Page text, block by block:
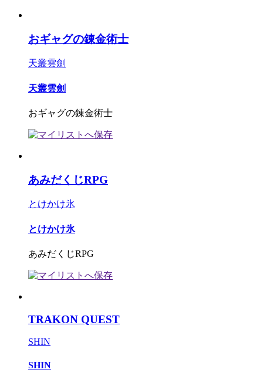
おギャグの錬金術士
天叢雲劍
天叢雲劍
おギャグの錬金術士
あみだくじRPG
とけかけ氷
とけかけ氷
あみだくじRPG
TRAKON QUEST
SHIN
SHIN